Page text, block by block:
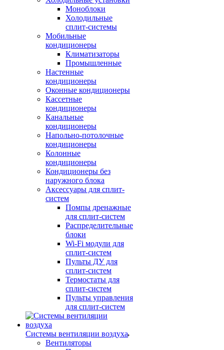
Моноблоки
Холодильные
сплит-системы
Мобильные
кондиционеры
Климатизаторы
Промышленные
Настенные
кондиционеры
Оконные кондиционеры
Кассетные
кондиционеры
Канальные
кондиционеры
Напольно-потолочные
кондиционеры
Колонные
кондиционеры
Кондиционеры без
наружного блока
Аксессуары для сплит-
систем
Помпы дренажные
для сплит-систем
Распределительные
блоки
Wi-Fi модули для
сплит-систем
Пульты ДУ для
сплит-систем
Термостаты для
сплит-систем
Пульты управления
для сплит-систем
Системы вентиляции воздуха
Вентиляторы